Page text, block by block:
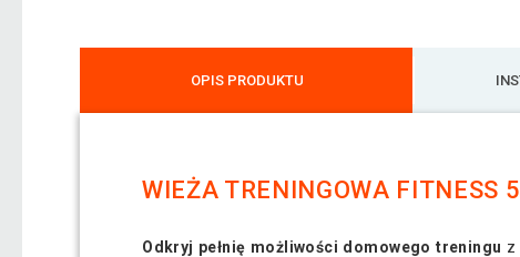
OPIS PRODUKTU
WIEŻA TRENINGOWA FITNESS
Odkryj pełnię możliwości domowego treningu z